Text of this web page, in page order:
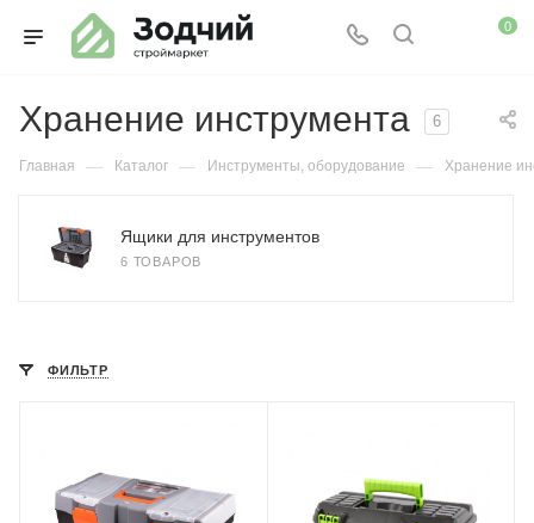
0
Хранение инструмента 6
Главная — Каталог — Инструменты, оборудование — Хранение
Ящики для инструментов
6 ТОВАРОВ
ФИЛЬТР